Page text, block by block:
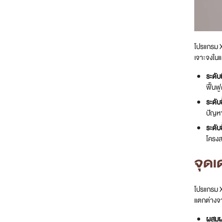
โปรแกร
เจาะจงใ
ระดั
ฟื้นฟู
ระดั
ปัญห
ระดั
โคร
จุด
โปรแกร
แตกต่าง
ผสม